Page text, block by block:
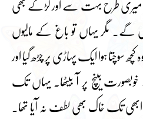
میری طرح بہت سے اور لڑکے بھی
مگر یہاں تو باغ کے مالیوں
سوچتا ہوا ایک پہاڑی پر چڑھ گیا اور
بینچ پر آ بیٹھا۔ یہاں تک
تک خاک بھی لطف نہ آیا تھا۔